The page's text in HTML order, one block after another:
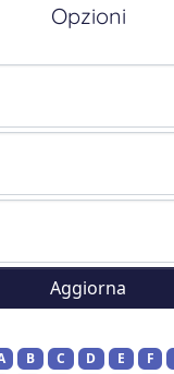
Opzioni
B C D E F